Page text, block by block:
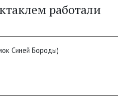
работали
Синей Бороды)